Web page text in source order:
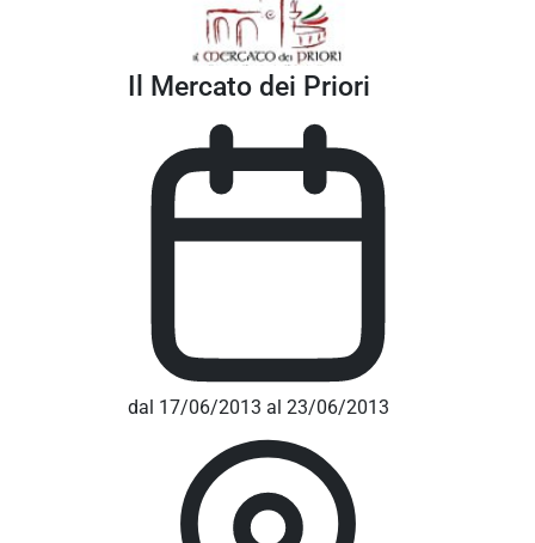
Il Mercato dei Priori
dal 17/06/2013 al 23/06/2013